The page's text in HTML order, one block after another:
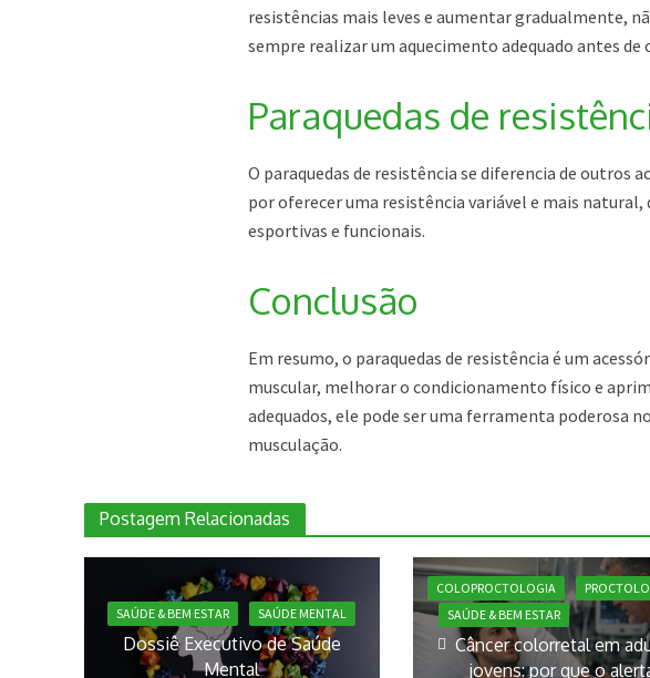
resistências mais leves e aumentar gradualmente,
sempre realizar um aquecimento adequado antes de
Paraquedas de
O paraquedas de resistência se diferencia de outros
por oferecer uma resistência variável e mais
esportivas e funcionais.
Conclusão
Em resumo, o paraquedas de resistência é um
muscular, melhorar o condicionamento físico e
adequados, ele pode ser uma ferramenta poderosa
musculação.
Postagem Relacionadas
SAÚDE & BEM ESTAR SAÚDE MENTAL
Dossiê Executivo de Saúde
Mental
COLOPROCTOLOGIA
SAÚDE & BEM ESTAR
Câncer colorretal em
jovens: por que o